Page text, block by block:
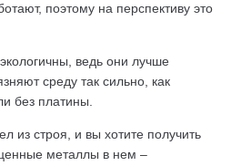
поэтому на перспективу это
ведь они лучше
среду так сильно, как
без платины.
из строя, и вы хотите получить
металлы в нем –